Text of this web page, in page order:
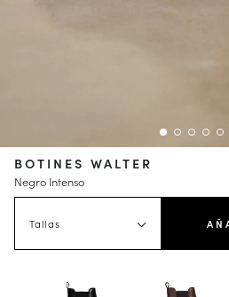
BOTINES WALTER
Negro Intenso
Tallas